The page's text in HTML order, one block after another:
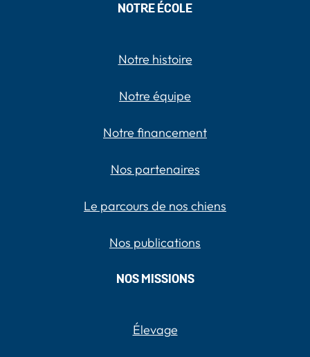
NOTRE ÉCOLE
Notre histoire
Notre équipe
Notre financement
Nos partenaires
Le parcours de nos chiens
Nos publications
NOS MISSIONS
Élevage